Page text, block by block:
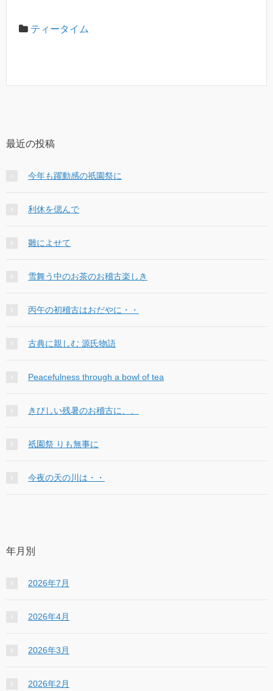
ティータイム
最近の投稿
今年も躍動感の祇園祭に
利休を偲んで
雛によせて
雪舞う中のお茶のお稽古楽しき
丙午の初稽古はおだやに・・
古典に親しむ 源氏物語
Peacefulness through a bowl of tea
きびしい残暑のお稽古に、、
祇園祭 りも無事に
今夜の天の川は・・
年月別
2026年7月
2026年4月
2026年3月
2026年2月